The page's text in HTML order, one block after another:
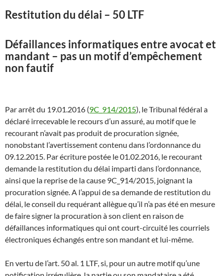
Restitution du délai – 50 LTF
Défaillances informatiques entre avocat et
mandant – pas un motif d’empêchement
non fautif
Par arrêt du 19.01.2016 (9C_914/2015), le Tribunal fédéral a
déclaré irrecevable le recours d’un assuré, au motif que le
recourant n’avait pas produit de procuration signée,
nonobstant l’avertissement contenu dans l’ordonnance du
09.12.2015. Par écriture postée le 01.02.2016, le recourant
demande la restitution du délai imparti dans l’ordonnance,
ainsi que la reprise de la cause 9C_914/2015, joignant la
procuration signée. A l’appui de sa demande de restitution du
délai, le conseil du requérant allègue qu’il n’a pas été en mesure
de faire signer la procuration à son client en raison de
défaillances informatiques qui ont court-circuité les courriels
électroniques échangés entre son mandant et lui-même.
En vertu de l’art. 50 al. 1 LTF, si, pour un autre motif qu’une